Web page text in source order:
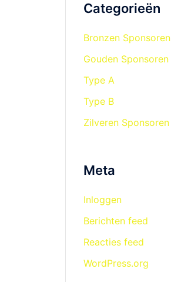
Categorieën
Bronzen Sponsoren
Gouden Sponsoren
Type A
Type B
Zilveren Sponsoren
Meta
Inloggen
Berichten feed
Reacties feed
WordPress.org